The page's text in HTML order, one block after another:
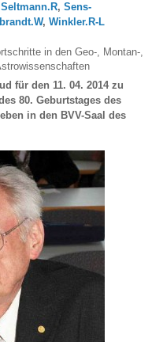
Seltmann.R,Sens-
,Winkler.R-L
in den Geo-, Montan-,
für den 11. 04. 2014 zu
80. Geburtstages des
in den BVV-Saal des